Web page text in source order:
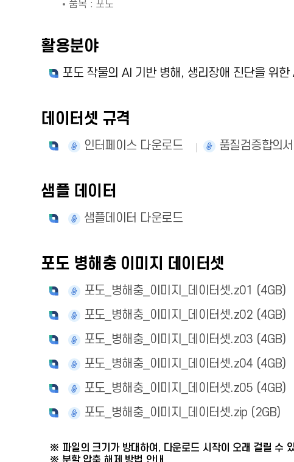
품목 : 포도
활용분야
포도 작물의 AI 기반 병해, 생리장애 진단을 위한
데이터셋 규격
인터페이스 다운로드 품질검증합의
샘플 데이터
샘플데이터 다운로드
포도 병해충 이미지 데이터셋
포도_병해충_이미지_데이터셋.z01 (4GB)
포도_병해충_이미지_데이터셋.z02 (4GB)
포도_병해충_이미지_데이터셋.z03 (4GB)
포도_병해충_이미지_데이터셋.z04 (4GB)
포도_병해충_이미지_데이터셋.z05 (4GB)
포도_병해충_이미지_데이터셋.zip (2GB)
※ 파일의 크기가 방대하여, 다운로드 시작이 오래 걸릴 수